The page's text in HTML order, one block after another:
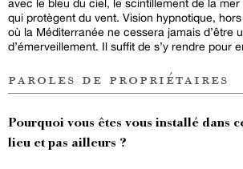
avec le bleu du ciel, le scintillement de la
qui protègent du vent. Vision hypnotique,
où la Méditerranée ne cessera jamais d’être
d’émerveillement. Il suffit de s’y rendre pour
paroles de propriétaires
Pourquoi vous êtes vous installé dans
lieu et pas ailleurs ?